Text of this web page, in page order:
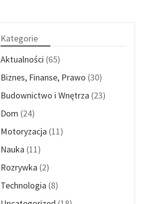
Kategorie
Aktualności (65)
Biznes, Finanse, Prawo (30)
Budownictwo i Wnętrza (23)
Dom (24)
Motoryzacja (11)
Nauka (11)
Rozrywka (2)
Technologia (8)